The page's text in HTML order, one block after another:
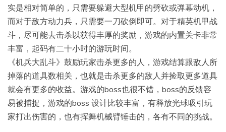
实是相对简单的，只需要躲避大型机甲的劈砍或弹幕动机，
而对于敌方动力兵，只需要一刀砍倒即可。对于精英机甲战
斗，尽可能去击杀以获得丰厚的奖励，游戏的内置关卡非常
丰富，起码有二十小时的游玩时间。
《机兵大乱斗》鼓励玩家击杀更多的人，游戏结算跟敌人所
掉落的道具数相关，也就是击杀更多的敌人并捡取更多道具
就会有更多的收益。游戏的boss也很不错，boss的反馈容
易被捕捉，游戏的boss 设计比较丰富，有释放光球吸引玩
家打出伤害的，也有挥舞机械臂锤击的，各有不同的挑战。